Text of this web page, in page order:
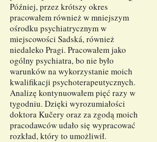
Później, przez krótszy okres
pracowałem również w mniejszym
ośrodku psychiatrycznym w
miejscowości Sadská, również
niedaleko Pragi. Pracowałem jako
ogólny psychiatra, bo nie było
warunków na wykorzystanie moich
kwalifikacji psychoterapeutycznych.
Analizę kontynuowałem pięć razy w
tygodniu. Dzięki wyrozumiałości
doktora Kučery oraz za zgodą moich
pracodawców udało się wypracować
rozkład, który to umożliwił.